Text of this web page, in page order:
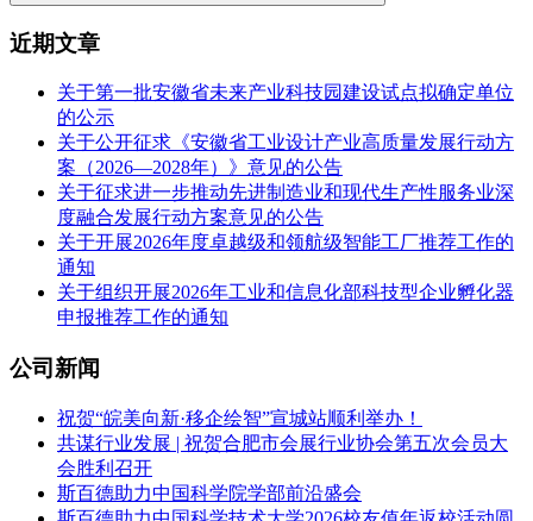
近期文章
关于第一批安徽省未来产业科技园建设试点拟确定单位
的公示
关于公开征求《安徽省工业设计产业高质量发展行动方
案（2026—2028年）》意见的公告
关于征求进一步推动先进制造业和现代生产性服务业深
度融合发展行动方案意见的公告
关于开展2026年度卓越级和领航级智能工厂推荐工作的
通知
关于组织开展2026年工业和信息化部科技型企业孵化器
申报推荐工作的通知
公司新闻
祝贺“皖美向新·移企绘智”宣城站顺利举办！
共谋行业发展 | 祝贺合肥市会展行业协会第五次会员大
会胜利召开
斯百德助力中国科学院学部前沿盛会